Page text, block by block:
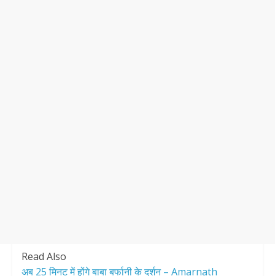
Read Also
अब 25 मिनट में होंगे बाबा बर्फानी के दर्शन – Amarnath